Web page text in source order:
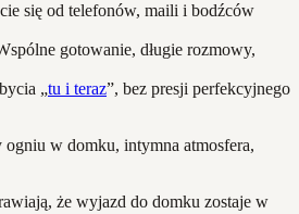
się od telefonów, maili i bodźców
gotowanie, długie rozmowy,
„tu i teraz”, bez presji perfekcyjnego
że wyjazd do domku zostaje w